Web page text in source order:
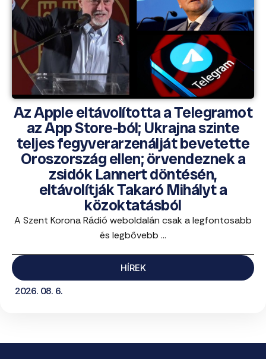
Az Apple eltávolította a Telegramot
az App Store-ból; Ukrajna szinte
teljes fegyverarzenálját bevetette
Oroszország ellen; örvendeznek a
zsidók Lannert döntésén,
eltávolítják Takaró Mihályt a
közoktatásból
A Szent Korona Rádió weboldalán csak a legfontosabb
és legbővebb ...
HÍREK
2026. 08. 6.